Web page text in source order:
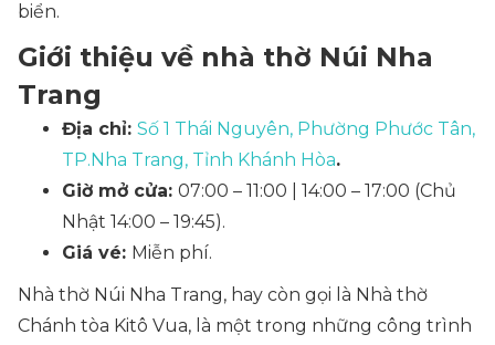
biển.
Giới thiệu về nhà thờ Núi Nha
Trang
Địa chỉ: Số 1 Thái Nguyên, Phường Phước Tân,
TP.Nha Trang, Tỉnh Khánh Hòa.
Giờ mở cửa: 07:00 – 11:00 | 14:00 – 17:00 (Chủ
Nhật 14:00 – 19:45).
Giá vé: Miễn phí.
Nhà thờ Núi Nha Trang, hay còn gọi là Nhà thờ
Chánh tòa Kitô Vua, là một trong những công trình